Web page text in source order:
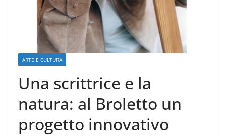
ARTE E CULTURA
Una scrittrice e la
natura: al Broletto un
progetto innovativo